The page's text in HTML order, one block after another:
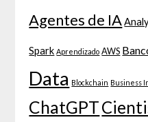
Agentes de IA
Spark Aprendizado AWS
Data Blockchain Business
ChatGPT